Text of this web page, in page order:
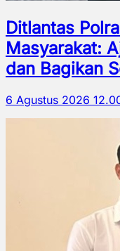
Ditlantas
Masyarakat:
dan Bagikan
6 Agustus 2026